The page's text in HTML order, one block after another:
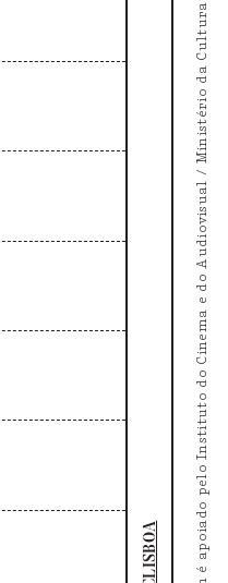
O Doc's Kingdom é apoiado pelo Instituto do Cinema e do Audiovisual / Ministério da Cultura